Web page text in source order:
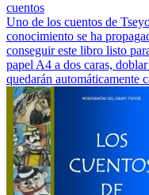
cuentos
Uno de los cuentos de
conocimiento se ha
conseguir este libro listo
papel A4 a dos caras,
quedarán automáticamente